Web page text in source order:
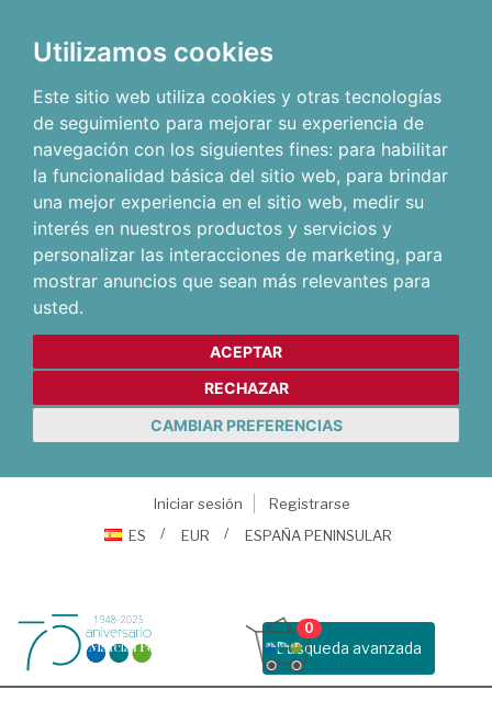
Utilizamos cookies
Este sitio web utiliza cookies y otras tecnologías
de seguimiento para mejorar su experiencia de
navegación con los siguientes fines: para habilitar
la funcionalidad básica del sitio web, para brindar
una mejor experiencia en el sitio web, medir su
interés en nuestros productos y servicios y
personalizar las interacciones de marketing, para
mostrar anuncios que sean más relevantes para
usted.
ACEPTAR
RECHAZAR
CAMBIAR PREFERENCIAS
Iniciar sesión
Registrarse
ES
EUR ESPAÑA PENINSULAR
Busqueda avanzada
0